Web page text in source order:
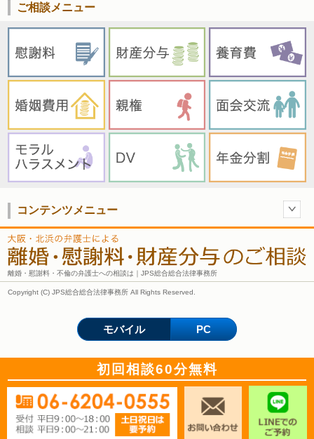
ご相談メニュー
コンテンツメニュー
離婚・慰謝料・不倫の弁護士への相談は｜JPS総合総合法律事務所
Copyright (C) JPS総合総合法律事務所 All Rights Reserved.
初回相談60分無料
モバイル PC